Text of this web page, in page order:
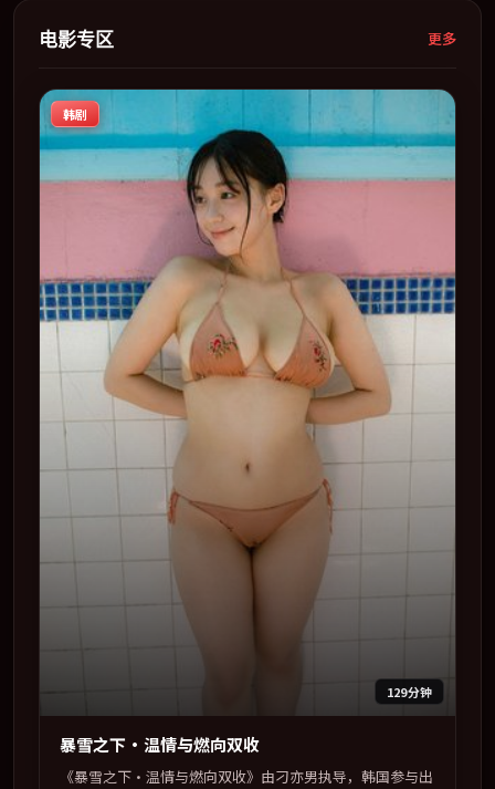
电影专区 更多
韩剧
129分钟
暴雪之下·温情与燃向双收
《暴雪之下·温情与燃向双收》由刁亦男执导，韩国参与出